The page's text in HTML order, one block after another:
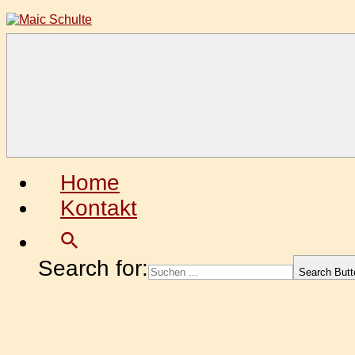
Zum
Inhalt
Home
Kontakt
Search for: Search